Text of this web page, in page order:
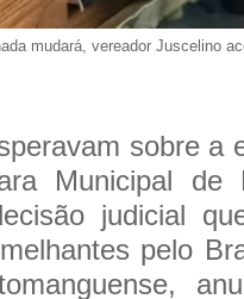
mudará, vereador Juscelino
sobre a
Municipal de
judicial
pelo